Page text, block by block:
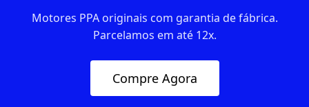
Motores PPA originais com garantia de fábrica.
Parcelamos em até 12x.
Compre Agora